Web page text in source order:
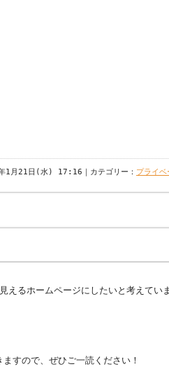
1月21日(水) 17:16｜カテゴリー： プライ
るホームページにしたいと考えていま
すので、ぜひご一読ください！